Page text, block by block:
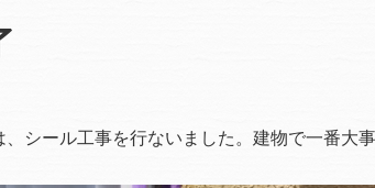
シール工事を行ないました。建物で一番大